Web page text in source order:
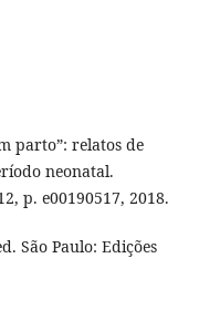
parto”: relatos de
neonatal.
p. e00190517, 2018.
São Paulo: Edições